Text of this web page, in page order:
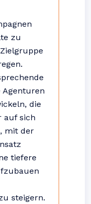
zu
Agenturen
die
auf sich
mit der
tiefere
steigern.